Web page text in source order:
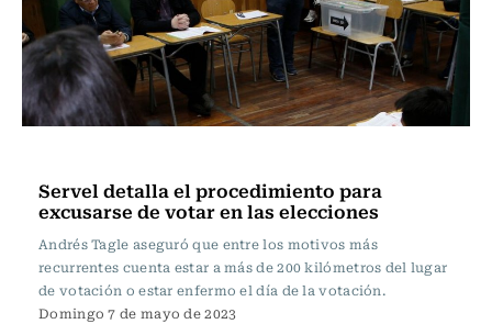
Servel detalla el procedimiento para
excusarse de votar en las elecciones
Andrés Tagle aseguró que entre los motivos más
recurrentes cuenta estar a más de 200 kilómetros del lugar
de votación o estar enfermo el día de la votación.
Domingo 7 de mayo de 2023